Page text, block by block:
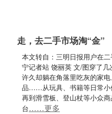
走，去二手市场淘“金”
本文转自：三明日报用户在
宁记者站 饶丽英 文/图穿了
许久却躺在角落里吃灰的家
品……从玩具、书籍等日常小
再到滑雪板、登山杖等小众
台……更多